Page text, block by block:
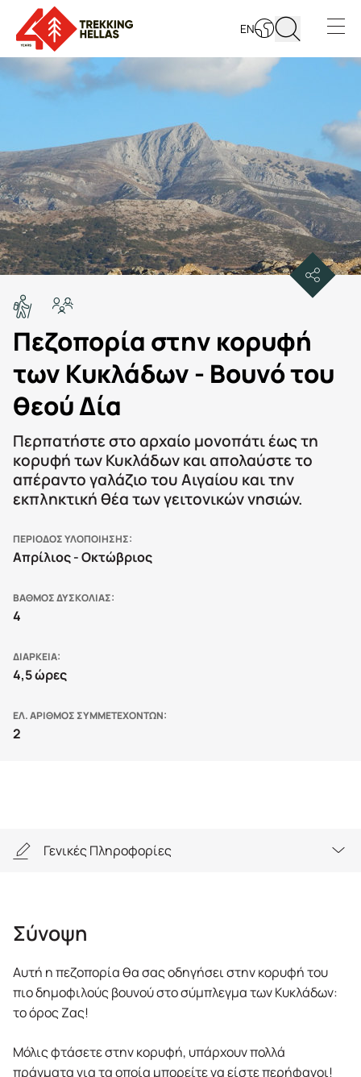
EN
Open
Πεζοπορία στην κορυφή
των Κυκλάδων - Βουνό του
θεού Δία
Περπατήστε στο αρχαίο μονοπάτι έως τη
κορυφή των Κυκλάδων και απολαύστε το
απέραντο γαλάζιο του Αιγαίου και την
εκπληκτική θέα των γειτονικών νησιών.
ΠΕΡΙΟΔΟΣ ΥΛΟΠΟΙΗΣΗΣ
Απρίλιος - Οκτώβριος
ΒΑΘΜΟΣ ΔΥΣΚΟΛΙΑΣ
4
ΔΙΑΡΚΕΙΑ
4,5 ώρες
ΕΛ. ΑΡΙΘΜΟΣ ΣΥΜΜΕΤΕΧΟΝΤΩΝ
2
Γενικές Πληροφορίες
Highlights
Γενικές Πληροφορίες
Εξοπλισμός
FAQs
Σύνοψη
Αυτή η πεζοπορία θα σας οδηγήσει στην κορυφή του
πιο δημοφιλούς βουνού στο σύμπλεγμα των Κυκλάδων:
το όρος Ζας!
Μόλις φτάσετε στην κορυφή, υπάρχουν πολλά
πράγματα για τα οποία μπορείτε να είστε περήφανοι!